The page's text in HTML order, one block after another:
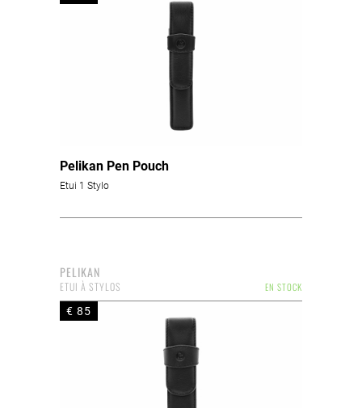
Pelikan Pen Pouch
Etui 1 Stylo
PELIKAN
EN STOCK
ETUI À STYLOS
€ 85